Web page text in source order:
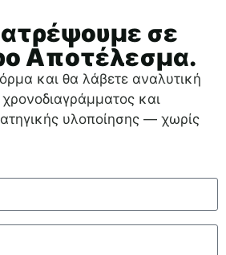
σε
Αποτέλεσμα.
και θα λάβετε αναλυτική
και
υλοποίησης — χωρίς